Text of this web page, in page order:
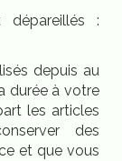
dépareillés :
depuis au
durée à votre
les articles
des
et que vous